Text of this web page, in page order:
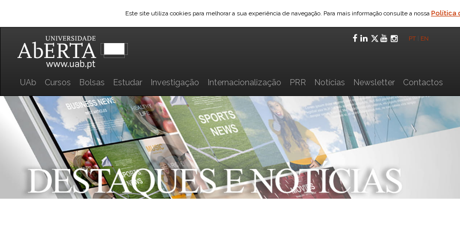
Este site utiliza cookies para melhorar a sua experiência de navegação. Para mais informação consulte a nossa Política
Facebook
LinkedIn
Twitter
YouTube
PT EN
UAb Cursos Bolsas Estudar Investigação Internacionalização PRR Notícias Newsletter Contactos